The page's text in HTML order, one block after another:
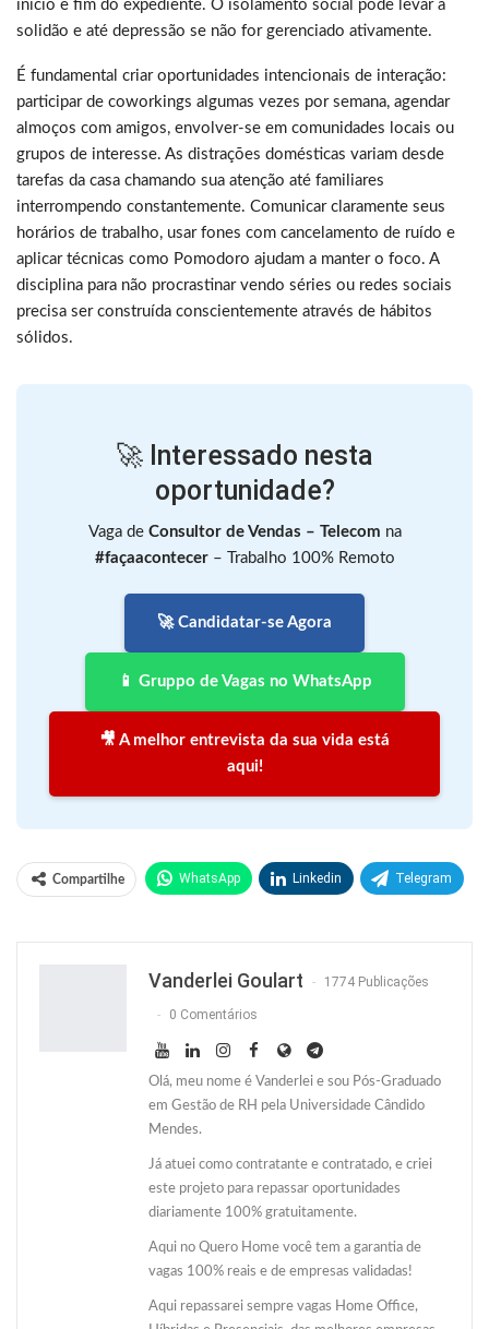
início e fim do expediente. O isolamento social pode levar à
solidão e até depressão se não for gerenciado ativamente.
É fundamental criar oportunidades intencionais de interação:
participar de coworkings algumas vezes por semana, agendar
almoços com amigos, envolver-se em comunidades locais ou
grupos de interesse. As distrações domésticas variam desde
tarefas da casa chamando sua atenção até familiares
interrompendo constantemente. Comunicar claramente seus
horários de trabalho, usar fones com cancelamento de ruído e
aplicar técnicas como Pomodoro ajudam a manter o foco. A
disciplina para não procrastinar vendo séries ou redes sociais
precisa ser construída conscientemente através de hábitos
sólidos.
🚀 Interessado nesta
oportunidade?
Vaga de Consultor de Vendas – Telecom na
#façaacontecer– Trabalho 100% Remoto
🚀 Candidatar-se Agora
📱 Gruppo de Vagas no WhatsApp
🎥 A melhor entrevista da sua vida está
aqui!
Compartilhe WhatsApp Linkedin Telegram
Vanderlei Goulart 1774 Publicações
0 Comentários
Olá, meu nome é Vanderlei e sou Pós-Graduado
em Gestão de RH pela Universidade Cândido
Mendes.
Já atuei como contratante e contratado, e criei
este projeto para repassar oportunidades
diariamente 100% gratuitamente.
Aqui no Quero Home você tem a garantia de
vagas 100% reais e de empresas validadas!
Aqui repassarei sempre vagas Home Office,